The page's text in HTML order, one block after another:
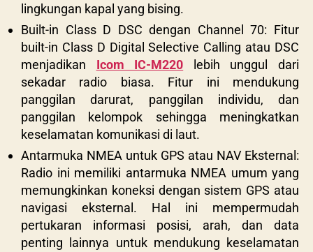
lingkungan kapal yang bising.
Built-in Class D DSC dengan Channel 70: Fitur
built-in Class D Digital Selective Calling atau DSC
menjadikan Icom IC-M220 lebih unggul dari
sekadar radio biasa. Fitur ini mendukung
panggilan darurat, panggilan individu, dan
panggilan kelompok sehingga meningkatkan
keselamatan komunikasi di laut.
Antarmuka NMEA untuk GPS atau NAV Eksternal:
Radio ini memiliki antarmuka NMEA umum yang
memungkinkan koneksi dengan sistem GPS atau
navigasi eksternal. Hal ini mempermudah
pertukaran informasi posisi, arah, dan data
penting lainnya untuk mendukung keselamatan